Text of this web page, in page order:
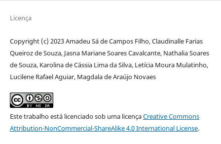
Licença
Copyright (c) 2023 Amadeu Sá de Campos Filho, Claudinalle Farias
Queiroz de Souza, Jasna Mariane Soares Cavalcante, Nathalia Soares
de Souza, Karolina de Cássia Lima da Silva, Letícia Moura Mulatinho,
Lucilene Rafael Aguiar, Magdala de Araújo Novaes
Este trabalho está licenciado sob uma licençaCreative Commons
Attribution-NonCommercial-ShareAlike 4.0 International License.